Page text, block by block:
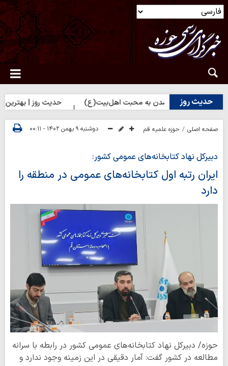
حدیث روز
| راه نزدیک شدن به محبت اهل‌بیت(ع) حدیث روز | بهترین سرمایه
صفحه اصلی حوزه علمیه قم دوشنبه ۹ بهمن ۱۴۰۲ - ۰۰:۱۱
دبیرکل نهاد کتابخانه‌های عمومی کشور:
ایران رتبه اول کتابخانه‌های عمومی در منطقه را
دارد
حوزه/ دبیرکل نهاد کتابخانه‌های عمومی کشور در رابطه با سرانه
مطالعه در کشور گفت: آمار دقیقی در این زمینه وجود ندارد و